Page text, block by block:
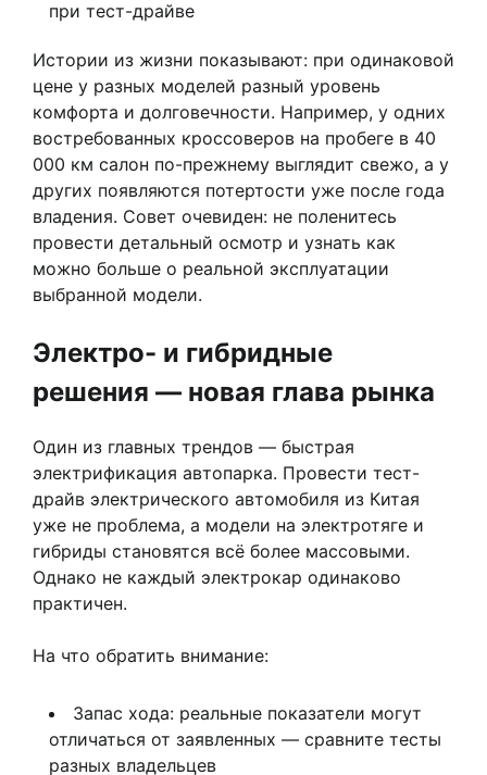
при тест-драйве
Истории из жизни показывают: при одинаковой
цене у разных моделей разный уровень
комфорта и долговечности. Например, у одних
востребованных кроссоверов на пробеге в 40
000 км салон по-прежнему выглядит свежо, а у
других появляются потертости уже после года
владения. Совет очевиден: не поленитесь
провести детальный осмотр и узнать как
можно больше о реальной эксплуатации
выбранной модели.
Электро- и гибридные
решения — новая глава рынка
Один из главных трендов — быстрая
электрификация автопарка. Провести тест-
драйв электрического автомобиля из Китая
уже не проблема, а модели на электротяге и
гибриды становятся всё более массовыми.
Однако не каждый электрокар одинаково
практичен.
На что обратить внимание:
Запас хода: реальные показатели могут
отличаться от заявленных — сравните тесты
разных владельцев